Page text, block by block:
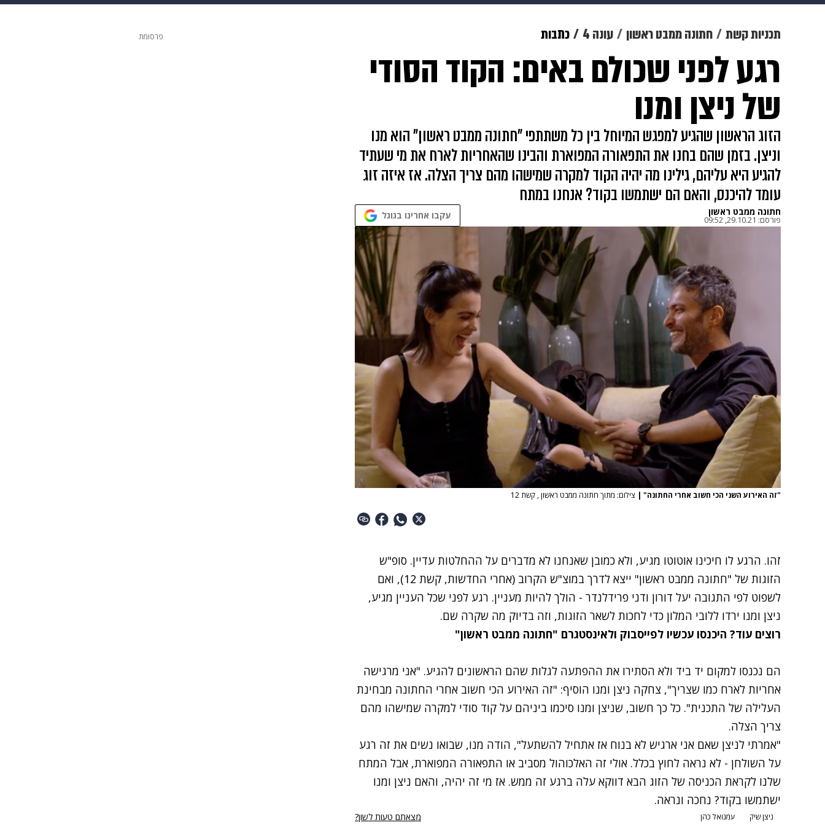
מוזיקה תרבות צבא וביטחון makoZ
דיגיטל גאווה ויוה משפט תשעה חודשים פרויקטים מיוחדים
תכניות קשת חתונה ממבט ראשון עונה 4 כתבות
רגע לפני שכולם באים: הקוד הסודי
של ניצן ומנו
הזוג הראשון שהגיע למפגש המיוחל בין כל משתתפי "חתונה ממבט ראשון" הוא מנו
וניצן. בזמן שהם בחנו את התפאורה המפוארת והבינו שהאחריות לארח את מי שעתיד
להגיע היא עליהם, גילינו מה יהיה הקוד למקרה שמישהו מהם צריך הצלה. אז איזה זוג
עומד להיכנס, והאם הם ישתמשו בקוד? אנחנו במתח
חתונה ממבט ראשון
פורסם: 29.10.21, 09:52 עקבו אחרינו בגוגל
"זה האירוע השני הכי חשוב אחרי החתונה" | צילום: מתוך חתונה ממבט ראשון , קשת 12
זהו. הרגע לו חיכינו אוטוטו מגיע, ולא כמובן שאנחנו לא מדברים על ההחלטות עדיין. סופ"ש
הזוגות של "חתונה ממבט ראשון" ייצא לדרך במוצ"ש הקרוב (אחרי החדשות, קשת 12), ואם
לשפוט לפי התגובה יעל דורון ודני פרידלנדר - הולך להיות מעניין. רגע לפני שכל העניין מגיע,
ניצן ומנו ירדו ללובי המלון כדי לחכות לשאר הזוגות, וזה בדיוק מה שקרה שם.
רוצים עוד? היכנסו עכשיו לפייסבוק ולאינסטגרם "חתונה ממבט ראשון"
הם נכנסו למקום יד ביד ולא הסתירו את ההפתעה לגלות שהם הראשונים להגיע. "אני מרגישה
אחריות לארח כמו שצריך", צחקה ניצן ומנו הוסיף: "זה האירוע הכי חשוב אחרי החתונה מבחינת
העלילה של התכנית". כל כך חשוב, שניצן ומנו סיכמו ביניהם על קוד סודי למקרה שמישהו מהם
צריך הצלה.
"אמרתי לניצן שאם אני ארגיש לא בנוח אז אתחיל להשתעל", הודה מנו, שבואו נשים את זה רגע
על השולחן - לא נראה לחוץ בכלל. אולי זה האלכוהול מסביב או התפאורה המפוארת, אבל המתח
שלנו לקראת הכניסה של הזוג הבא דווקא עלה ברגע זה ממש. אז מי זה יהיה, והאם ניצן ומנו
ישתמשו בקוד? נחכה ונראה.
ניצן שיק עמנואל כהן מצאתם טעות לשון?
פרסומת